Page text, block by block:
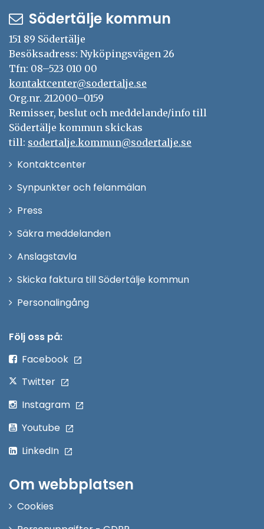
Södertälje kommun
151 89 Södertälje
Besöksadress: Nyköpingsvägen 26
Tfn: 08–523 010 00
kontaktcenter@sodertalje.se
Org.nr. 212000–0159
Remisser, beslut och meddelande/info till
Södertälje kommun skickas
till: sodertalje.kommun@sodertalje.se
KontaktcenterÖppna
Synpunkter och felanmälan
Press
fönster
Säkra meddelanden
Anslagstavla
Skicka faktura till Södertälje kommun
PersonalingångÖppna
Följ oss på:
Facebook
Twitter
Instagram
Youtube
LinkedIn
Om webbplatsen
Cookies